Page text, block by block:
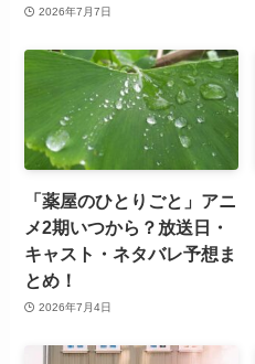
2026年7月7日
「薬屋のひとりごと」アニ
メ2期いつから？放送日・
キャスト・ネタバレ予想ま
とめ！
2026年7月4日